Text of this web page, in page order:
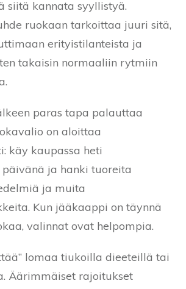
siitä kannata syyllistyä.
ruokaan tarkoittaa juuri sitä,
erityistilanteista ja
takaisin normaaliin rytmiin
paras tapa palauttaa
on aloittaa
käy kaupassa heti
ja hanki tuoreita
ja muita
Kun jääkaappi on täynnä
valinnat ovat helpompia.
lomaa tiukoilla dieeteillä tai
Äärimmäiset rajoitukset